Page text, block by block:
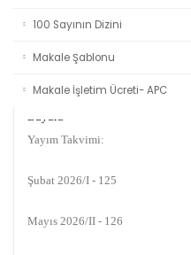
100 Sayının Dizini
Makale Şablonu
Makale İşletim Ücreti- APC
Yayım Takvimi:
Şubat 2026/I - 125
Mayıs 2026/II - 126
Ağustos 2026/III - 127